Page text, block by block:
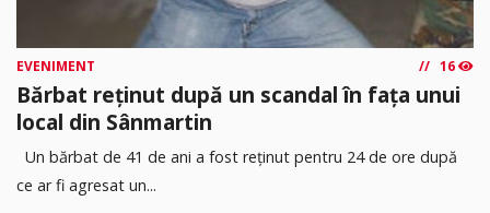
EVENIMENT 16
Bărbat reținut după un scandal în fața unui
local din Sânmartin
Un bărbat de 41 de ani a fost reținut pentru 24 de ore după
ce ar fi agresat un...